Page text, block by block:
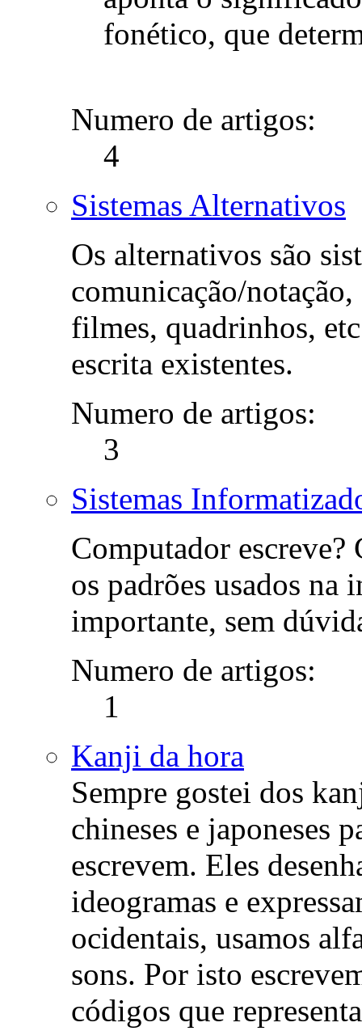
fonético, que
Numero de artigos:
4
Sistemas Alternativos
Os alternativos são
comunicação/
filmes, quadrinhos,
escrita existentes.
Numero de artigos:
3
Sistemas
Computador
os padrões usados na
importante, sem
Numero de artigos:
1
Kanji da hora
Sempre gostei dos
chineses e japoneses
escrevem. Eles
ideogramas e
ocidentais, usamos
sons. Por isto
códigos que